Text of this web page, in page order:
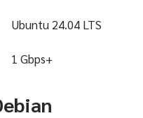
Ubuntu 24.04 LTS
1 Gbps+